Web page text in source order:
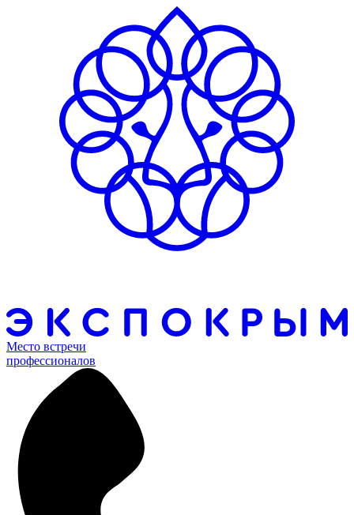
Место встречи
профессионалов